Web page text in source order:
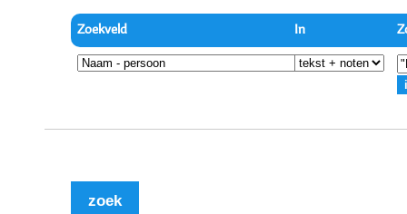
Zoekveld In